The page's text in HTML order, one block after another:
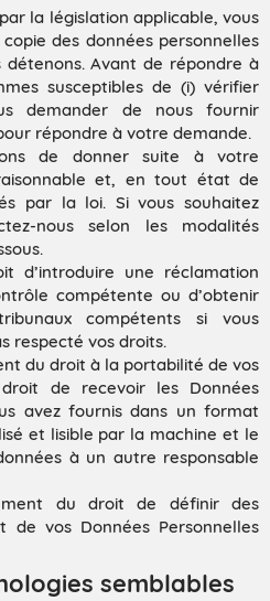
la législation applicable, vous
des données personnelles
Avant de répondre à
susceptibles de (i) vérifier
demander de nous fournir
répondre à votre demande.
de donner suite à votre
et, en tout état de
par la loi. Si vous souhaitez
nous selon les modalités
d’introduire une réclamation
compétente ou d’obtenir
compétents si vous
respecté vos droits.
du droit à la portabilité de vos
de recevoir les Données
avez fournis dans un format
et lisible par la machine et le
à un autre responsable
du droit de définir des
de vos Données Personnelles
semblables